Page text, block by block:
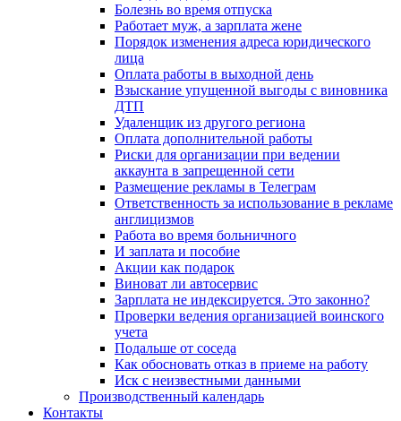
Болезнь во время отпуска
Работает муж, а зарплата жене
Порядок изменения адреса юридического
лица
Оплата работы в выходной день
Взыскание упущенной выгоды с виновника
ДТП
Удаленщик из другого региона
Оплата дополнительной работы
Риски для организации при ведении
аккаунта в запрещенной сети
Размещение рекламы в Телеграм
Ответственность за использование в рекламе
англицизмов
Работа во время больничного
И заплата и пособие
Акции как подарок
Виноват ли автосервис
Зарплата не индексируется. Это законно?
Проверки ведения организацией воинского
учета
Подальше от соседа
Как обосновать отказ в приеме на работу
Иск с неизвестными данными
Производственный календарь
Контакты